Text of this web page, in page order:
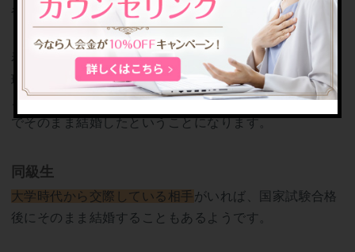
や仕事で接点の多い医療関係者です。
看護士や同僚の医者、医薬品会社の営業や会社の事務管
理部門の女性などが当てはまります。
この場合、婚活をしたというよりは、自然な出会いの中
でそのまま結婚したということになります。
同級生
大学時代から交際している相手がいれば、国家試験合格
後にそのまま結婚することもあるようです。